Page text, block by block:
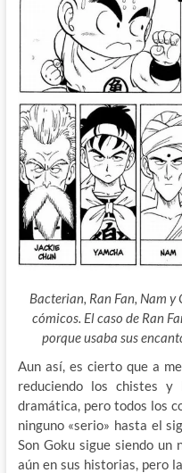
Bacterian, Ran Fan, Nam y
cómicos. El caso de Ran
porque usaba sus
Aun así, es cierto que a
reduciendo los chistes
dramática, pero todos los
ninguno «serio» hasta el
Son Goku sigue siendo
aún en sus historias, pero